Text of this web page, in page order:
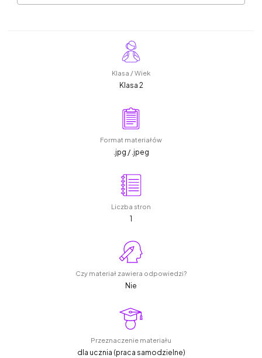
Klasa / Wiek
Klasa 2
Format materiałów
.jpg / .jpeg
Liczba stron
1
Czy materiał zawiera odpowiedzi?
Nie
Przeznaczenie materiału
dla ucznia (praca samodzielne)